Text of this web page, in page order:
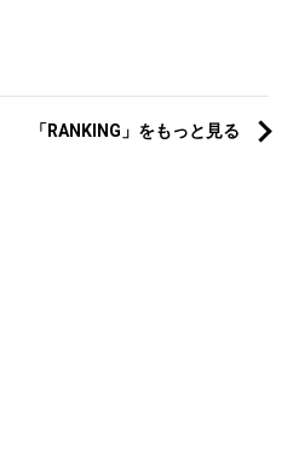
「RANKING」をもっと見る